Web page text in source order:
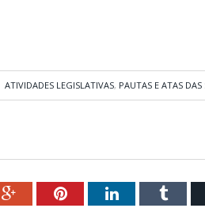
ATIVIDADES LEGISLATIVAS, PAUTAS E ATAS DAS
Google+PinterestLinkedIn